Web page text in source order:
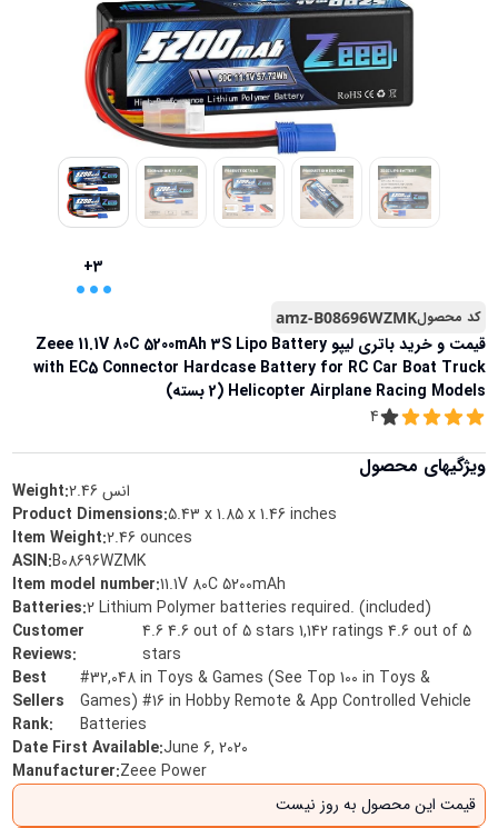
+3
...
کد محصولamz-B08696WZMK
قیمت و خرید
باتری لیپو Zeee 11.1V 80C 5200mAh 3S Lipo Battery
with EC5 Connector Hardcase Battery for RC Car Boat Truck
Helicopter Airplane Racing Models (2 بسته)
4
ویژگیهای محصول
Weight:2.46 انس
Product Dimensions:5.43 x 1.85 x 1.46 inches
Item Weight:2.46 ounces
ASIN:B08696WZMK
Item model number:11.1V 80C 5200mAh
Batteries:2 Lithium Polymer batteries required. (included)
Customer
Reviews:
4.6 4.6 out of 5 stars 1,142 ratings 4.6 out of 5
stars
Best
Sellers
Rank:
#32,048 in Toys & Games (See Top 100 in Toys &
Games) #16 in Hobby Remote & App Controlled Vehicle
Batteries
Date First Available:June 6, 2020
Manufacturer:Zeee Power
قیمت این محصول به روز نیست